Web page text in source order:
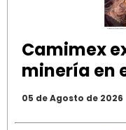
Camimex
minería en
05 de Agosto de 2026